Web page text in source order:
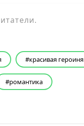
красивая героиня
романтика